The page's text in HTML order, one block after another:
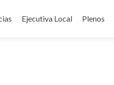
Ejecutiva Local Plenos